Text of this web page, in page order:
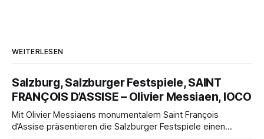
WEITERLESEN
Salzburg, Salzburger Festspiele, SAINT
FRANÇOIS D’ASSISE – Olivier Messiaen, IOCO
Mit Olivier Messiaens monumentalem Saint François
d’Assise präsentieren die Salzburger Festspiele einen